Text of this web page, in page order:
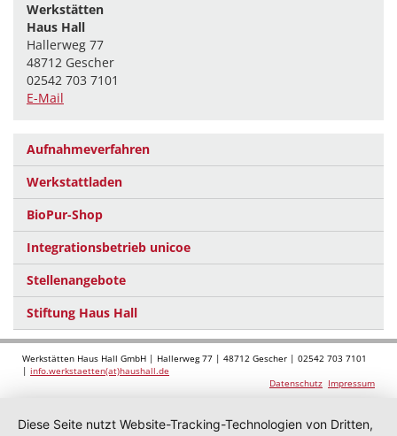
Werkstätten
Haus Hall
Hallerweg 77
48712 Gescher
02542 703 7101
E-Mail
Aufnahmeverfahren
Werkstattladen
BioPur-Shop
Integrationsbetrieb unicoe
Stellenangebote
Stiftung Haus Hall
Werkstätten Haus Hall GmbH | Hallerweg 77 | 48712 Gescher | 02542 703 7101
| info.werkstaetten(at)haushall.de
Datenschutz Impressum
Diese Seite nutzt Website-Tracking-Technologien von Dritten,